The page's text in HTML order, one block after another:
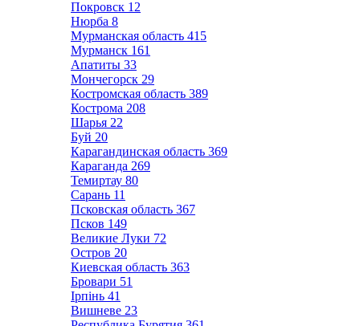
Покровск 12
Нюрба 8
Мурманская область 415
Мурманск 161
Апатиты 33
Мончегорск 29
Костромская область 389
Кострома 208
Шарья 22
Буй 20
Карагандинская область 369
Караганда 269
Темиртау 80
Сарань 11
Псковская область 367
Псков 149
Великие Луки 72
Остров 20
Киевская область 363
Бровари 51
Ірпінь 41
Вишневе 23